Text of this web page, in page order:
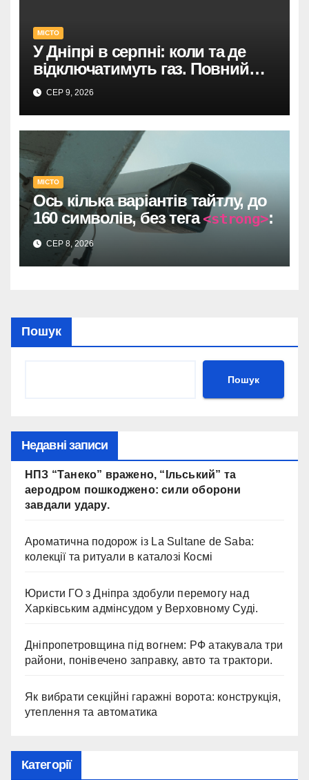
МІСТО
У Дніпрі в серпні: коли та де
відключатимуть газ. Повний
список адрес і термінів.
СЕР 9, 2026
МІСТО
Ось кілька варіантів тайтлу, до
160 символів, без тега<strong>:
Один прямий договір на 735
тисяч у Дніпрі: супровід
У Дніпрі: 735 тисяч за прямим
договором на
відеоспостереження після
договором після невдалих
торгів.
СЕР 8, 2026
Пошук
Пошук
Недавні записи
НПЗ “Танеко” вражено, “Ільський” та
аеродром пошкоджено: сили оборони
завдали удару.
Ароматична подорож із La Sultane de Saba:
колекції та ритуали в каталозі Космі
Юристи ГО з Дніпра здобули перемогу над
Харківським адмінсудом у Верховному Суді.
Дніпропетровщина під вогнем: РФ атакувала три
райони, понівечено заправку, авто та трактори.
Як вибрати секційні гаражні ворота: конструкція,
утеплення та автоматика
Категорії